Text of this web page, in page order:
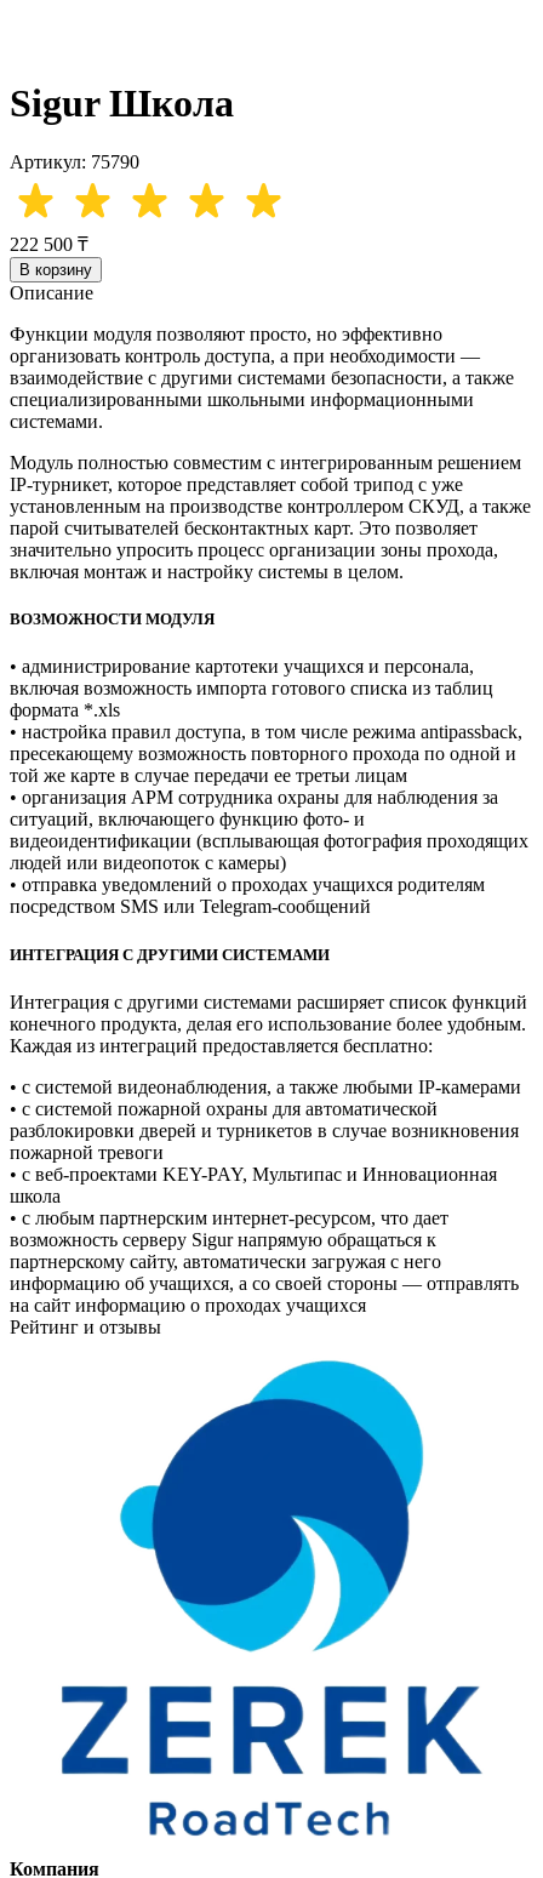
Sigur Школа
Артикул: 75790
222 500 ₸
В корзину
Описание
Функции модуля позволяют просто, но эффективно
организовать контроль доступа, а при необходимости —
взаимодействие с другими системами безопасности, а также
специализированными школьными информационными
системами.
Модуль полностью совместим с интегрированным решением
IP-турникет, которое представляет собой трипод с уже
установленным на производстве контроллером СКУД, а также
парой считывателей бесконтактных карт. Это позволяет
значительно упросить процесс организации зоны прохода,
включая монтаж и настройку системы в целом.
ВОЗМОЖНОСТИ МОДУЛЯ
• администрирование картотеки учащихся и персонала,
включая возможность импорта готового списка из таблиц
формата *.xls
• настройка правил доступа, в том числе режима antipassback,
пресекающему возможность повторного прохода по одной и
той же карте в случае передачи ее третьи лицам
• организация АРМ сотрудника охраны для наблюдения за
ситуаций, включающего функцию фото- и
видеоидентификации (всплывающая фотография проходящих
людей или видеопоток с камеры)
• отправка уведомлений о проходах учащихся родителям
посредством SMS или Telegram-сообщений
ИНТЕГРАЦИЯ С ДРУГИМИ СИСТЕМАМИ
Интеграция с другими системами расширяет список функций
конечного продукта, делая его использование более удобным.
Каждая из интеграций предоставляется бесплатно:
• с системой видеонаблюдения, а также любыми IP-камерами
• с системой пожарной охраны для автоматической
разблокировки дверей и турникетов в случае возникновения
пожарной тревоги
• с веб-проектами KEY-PAY, Мультипас и Инновационная
школа
• с любым партнерским интернет-ресурсом, что дает
возможность серверу Sigur напрямую обращаться к
партнерскому сайту, автоматически загружая с него
информацию об учащихся, а со своей стороны — отправлять
на сайт информацию о проходах учащихся
Рейтинг и отзывы
Компания